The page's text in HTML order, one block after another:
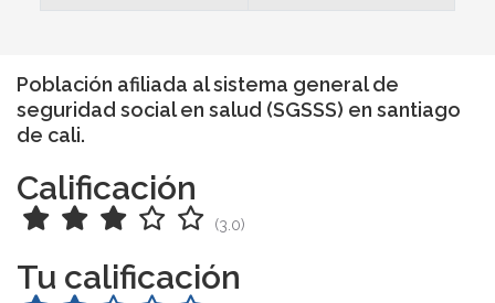
Población afiliada al sistema general de
seguridad social en salud (SGSSS) en santiago
de cali.
Calificación
(3.0)
Tu calificación